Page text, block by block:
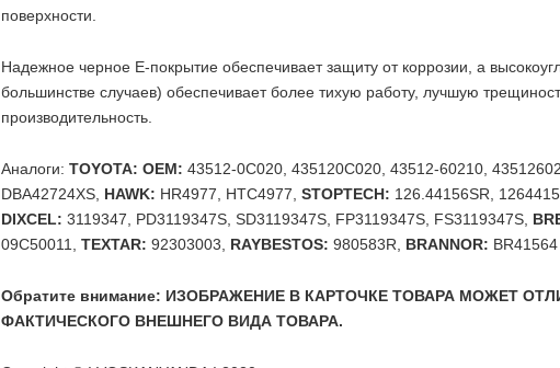
поверхности.
Надежное черное E-покрытие обеспечивает защиту от коррозии, а
большинстве случаев) обеспечивает более тихую работу, лучшую
производительность.
Аналоги: TOYOTA: OEM: 43512-0C020, 435120C020, 43512-60210,
DBA42724XS, HAWK: HR4977, HTC4977, STOPTECH: 126.44156SR,
DIXCEL: 3119347, PD3119347S, SD3119347S, FP3119347S, FS3119347S,
09C50011, TEXTAR: 92303003, RAYBESTOS: 980583R, BRANNOR: BR41564
Обратите внимание: ИЗОБРАЖЕНИЕ В КАРТОЧКЕ ТОВАРА МОЖЕТ
ФАКТИЧЕСКОГО ВНЕШНЕГО ВИДА ТОВАРА.